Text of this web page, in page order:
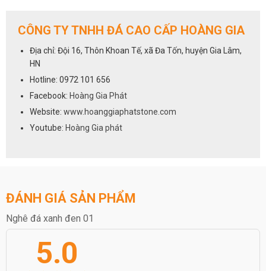
Ngũ Hoàng, Nhị Hắc,…
Kích thước nghê đá xanh đen thông thường là 50x30x60,
75x40x90.....Để được tư vấn và báo giá vui lòng liên hệ với chúng tôi
qua số hotline0972 101 656
CÔNG TY TNHH ĐÁ CAO CẤP HOÀNG GIA
Địa chỉ: Đội 16, Thôn Khoan Tế, xã Đa Tốn, huyện Gia Lâm,
HN
Hotline: 0972 101 656
Facebook: Hoàng Gia Phát
Website: www.hoanggiaphatstone.com
Youtube: Hoàng Gia phát
ĐÁNH GIÁ SẢN PHẨM
Nghê đá xanh đen 01
5.0